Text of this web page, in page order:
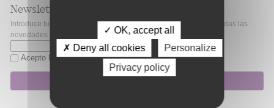
Newsletter
Introduce tu correo electrónico si quieres mantenerte al día de todas las
novedades de Fibao.
Acepto lapolítica de privacidad
Suscripción
✓ OK, accept all
✗ Deny all cookies
Personalize
Privacy policy